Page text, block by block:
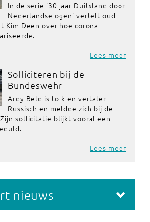
In de serie '30 jaar Duitsland door
Nederlandse ogen' vertelt oud-
Kim Deen over hoe corona
Lees meer
Solliciteren bij de
Bundeswehr
Ardy Beld is tolk en vertaler
Russisch en meldde zich bij de
sollicitatie blijkt vooral een
Lees meer
nieuws